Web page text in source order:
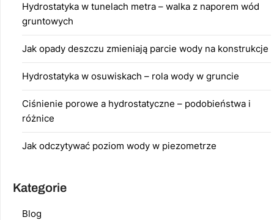
Hydrostatyka w tunelach metra – walka z naporem wód
gruntowych
Jak opady deszczu zmieniają parcie wody na konstrukcje
Hydrostatyka w osuwiskach – rola wody w gruncie
Ciśnienie porowe a hydrostatyczne – podobieństwa i
różnice
Jak odczytywać poziom wody w piezometrze
Kategorie
Blog